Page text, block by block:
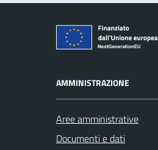
AMMINISTRAZIONE
Aree amministrative
Documenti e dati